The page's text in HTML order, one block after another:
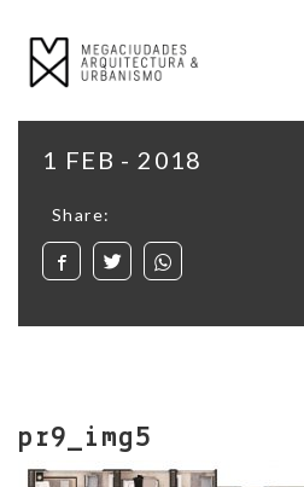
1 FEB - 2018
Share:
pr9_img5